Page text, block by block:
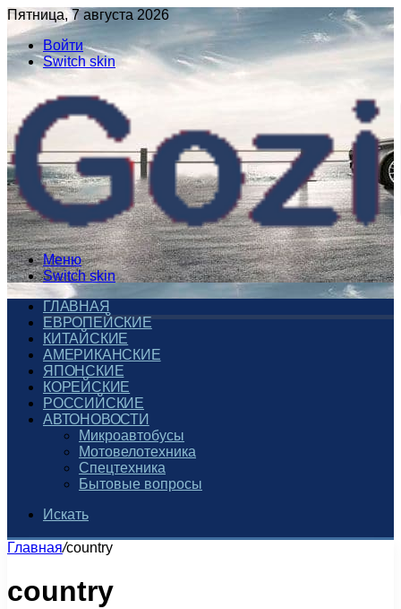
Пятница, 7 августа 2026
Войти
Switch skin
Меню
Switch skin
ГЛАВНАЯ
ЕВРОПЕЙСКИЕ
КИТАЙСКИЕ
АМЕРИКАНСКИЕ
ЯПОНСКИЕ
КОРЕЙСКИЕ
РОССИЙСКИЕ
АВТОНОВОСТИ
Микроавтобусы
Мотовелотехника
Спецтехника
Бытовые вопросы
Искать
Главная/country
country